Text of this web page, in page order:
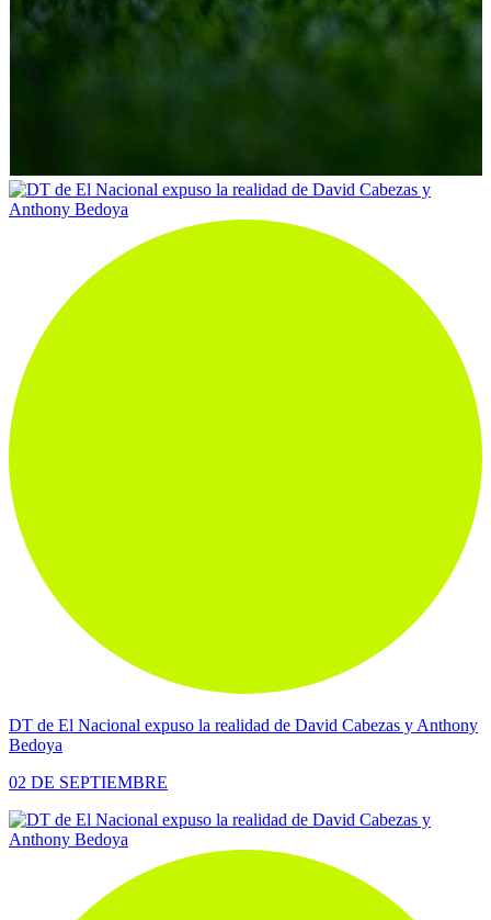
DT de El Nacional expuso la realidad de David Cabezas y Anthony
Bedoya
02 DE SEPTIEMBRE